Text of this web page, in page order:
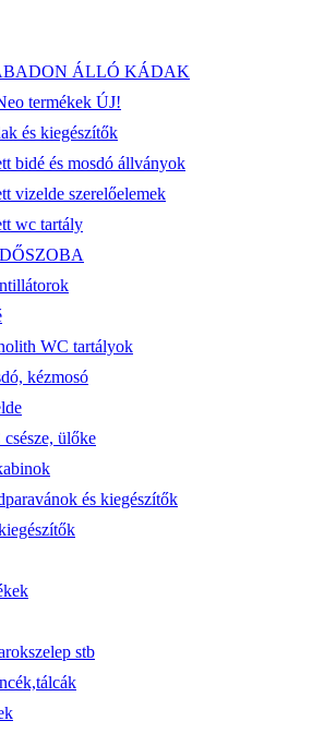
ÁLLÓ KÁDAK
termékek ÚJ!
és kiegészítők
bidé és mosdó állványok
vizelde szerelőelemek
wc tartály
WC tartályok
kézmosó
ülőke
és kiegészítők
stb